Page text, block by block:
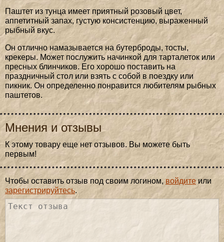
Паштет из тунца имеет приятный розовый цвет,
аппетитный запах, густую консистенцию, выраженный
рыбный вкус.
Он отлично намазывается на бутерброды, тосты,
крекеры. Может послужить начинкой для тарталеток или
пресных блинчиков. Его хорошо поставить на
праздничный стол или взять с собой в поездку или
пикник. Он определенно понравится любителям рыбных
паштетов.
Мнения и отзывы
К этому товару еще нет отзывов. Вы можете быть
первым!
Чтобы оставить отзыв под своим логином, войдитеили
зарегистрируйтесь.